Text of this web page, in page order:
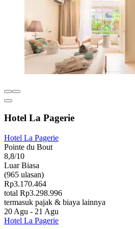
Hotel La Pagerie
Hotel La Pagerie
Pointe du Bout
8,8/10
Luar Biasa
(965 ulasan)
Rp3.170.464
total Rp3.298.996
termasuk pajak & biaya lainnya
20 Agu - 21 Agu
Hotel La Pagerie